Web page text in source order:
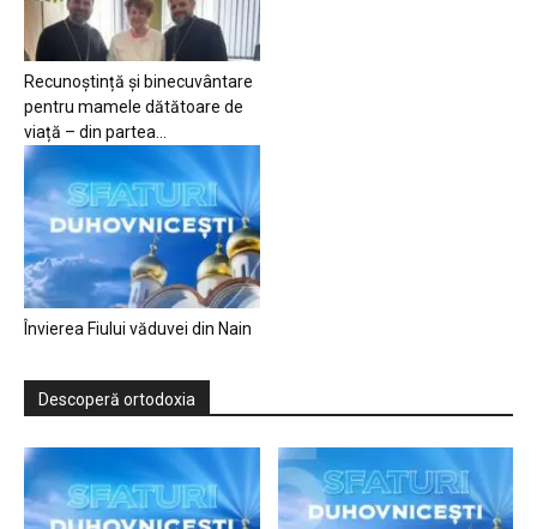
Recunoștință și binecuvântare
pentru mamele dătătoare de
viață – din partea...
Învierea Fiului văduvei din Nain
Descoperă ortodoxia